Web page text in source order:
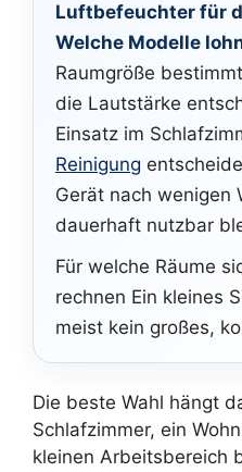
Luftbefeuchter für
Welche Modelle
Raumgröße
die Lautstärke
Einsatz im
Reinigung
Gerät nach wenigen
dauerhaft nutzbar
Für welche Räume
rechnen Ein kleines
meist kein großes,
Die beste Wahl hängt
Schlafzimmer, ein
kleinen Arbeitsbereich